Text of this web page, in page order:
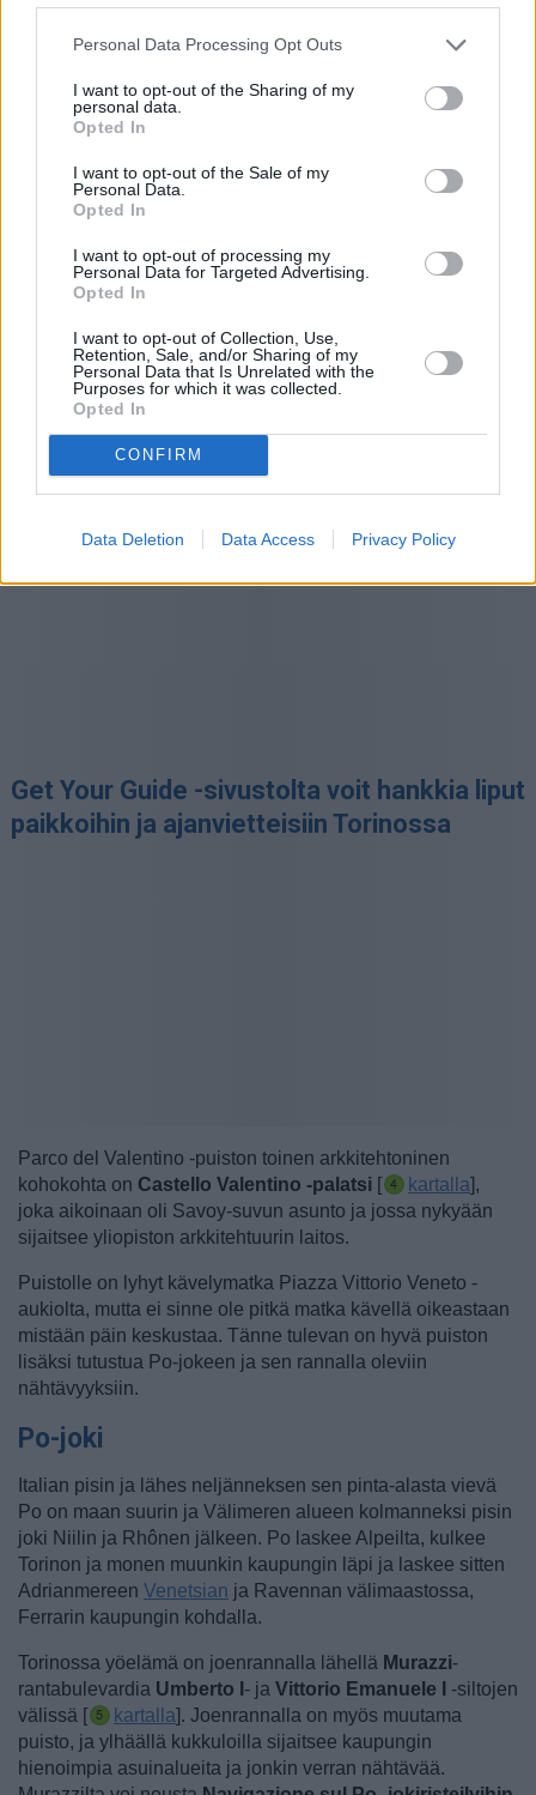
Personal Data Processing Opt Outs
I want to opt-out of the Sharing of my
personal data.
Opted In
I want to opt-out of the Sale of my
Personal Data.
Opted In
I want to opt-out of processing my
Personal Data for Targeted Advertising.
Opted In
I want to opt-out of Collection, Use,
Retention, Sale, and/or Sharing of my
Personal Data that Is Unrelated with the
Purposes for which it was collected.
Opted In
CONFIRM
Data Deletion Data Access Privacy Policy
perustettu keskiaikainen näyttelytila, joka on avoinna
ympäri vuoden ja jossa pääsee tutustumaan Piemonten
rakennettaessa on käytetty samoja materiaaleja ja
työmenetelmiä kuin keskiajallakin. Täällä pääsee
hienoimpia taloja keskiajalta. Keskiaikaiseen kylään
pääsee ilmaiseksi tutustumaan, mutta Rocca-linnaan on
muutaman euron pääsymaksu eikä se ole maanantaisin
auki. Rocca on keskiaikaisen linnan kopio, ja siellä pääsee
tutustumaan goottilaistyyliseen sisustukseen ja
keskiaikaiseen elämään, josta kiinnostuneiden on
erityisesti hyvä vierailla linnassa.
Sivu jatkuu ilmoituksen jälkeen
Get Your Guide -sivustolta voit hankkia liput
paikkoihin ja ajanvietteisiin Torinossa
Parco del Valentino -puiston toinen arkkitehtoninen
kohokohta on Castello Valentino -palatsi [ kartalla],
joka aikoinaan oli Savoy-suvun asunto ja jossa nykyään
sijaitsee yliopiston arkkitehtuurin laitos.
Puistolle on lyhyt kävelymatka Piazza Vittorio Veneto -
aukiolta, mutta ei sinne ole pitkä matka kävellä oikeastaan
mistään päin keskustaa. Tänne tulevan on hyvä puiston
lisäksi tutustua Po-jokeen ja sen rannalla oleviin
nähtävyyksiin.
Po-joki
Italian pisin ja lähes neljänneksen sen pinta-alasta vievä
Po on maan suurin ja Välimeren alueen kolmanneksi pisin
joki Niilin ja Rhônen jälkeen. Po laskee Alpeilta, kulkee
Torinon ja monen muunkin kaupungin läpi ja laskee sitten
Adrianmereen Venetsian ja Ravennan välimaastossa,
Ferrarin kaupungin kohdalla.
Torinossa yöelämä on joenrannalla lähellä Murazzi-
rantabulevardia Umberto I - ja Vittorio Emanuele I
-siltojen
välissä [
kartalla]. Joenrannalla on myös muutama
puisto, ja ylhäällä kukkuloilla sijaitsee kaupungin
hienoimpia asuinalueita ja jonkin verran nähtävää.